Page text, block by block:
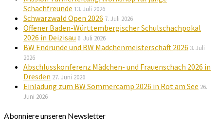
Schachfreunde 13. Juli 2026
Schwarzwald Open 2026 7. Juli 2026
Offener Baden-Württembergischer Schulschachpokal
2026 in Deizisau 6. Juli 2026
BW Endrunde und BW Mädchenmeisterschaft 2026 3. Juli
2026
Abschlusskonferenz Mädchen- und Frauenschach 2026 in
Dresden 27. Juni 2026
Einladung zum BW Sommercamp 2026 in Rot am See 26.
Juni 2026
Abonniere unseren Newsletter